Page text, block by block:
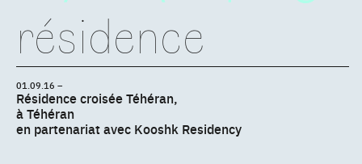
résidence
01.09.16 –
Résidence croisée Téhéran,
à Téhéran
en partenariat avec Kooshk Residency